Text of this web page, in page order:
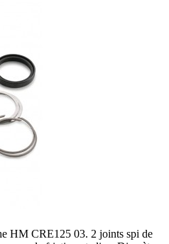
HM CRE125 03. 2 joints spi de